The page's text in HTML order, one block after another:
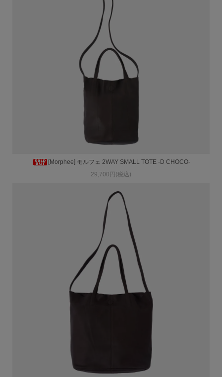
[Morphee] モルフェ 2WAY SMALL TOTE -D CHOCO-
29,700円(税込)